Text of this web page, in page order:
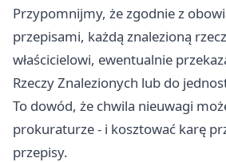
Przypomnijmy, że zgodnie z
przepisami, każdą znalezioną
właścicielowi, ewentualnie
Rzeczy Znalezionych lub do
To dowód, że chwila nieuwagi
prokuraturze - i kosztować karę
przepisy.